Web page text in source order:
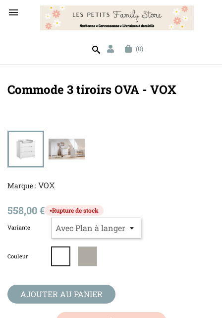

(0)
Commode 3 tiroirs OVA - VOX
Marque : VOX
558,00 € ●Rupture de stock
Variante
Couleur
AJOUTER AU PANIER